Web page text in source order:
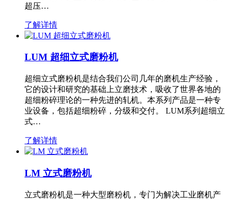
超压…
了解详情
LUM 超细立式磨粉机
超细立式磨粉机是结合我们公司几年的磨机生产经验，
它的设计和研究的基础上立磨技术，吸收了世界各地的
超细粉碎理论的一种先进的轧机。本系列产品是一种专
业设备，包括超细粉碎，分级和交付。 LUM系列超细立
式…
了解详情
LM 立式磨粉机
立式磨粉机是一种大型磨粉机，专门为解决工业磨机产